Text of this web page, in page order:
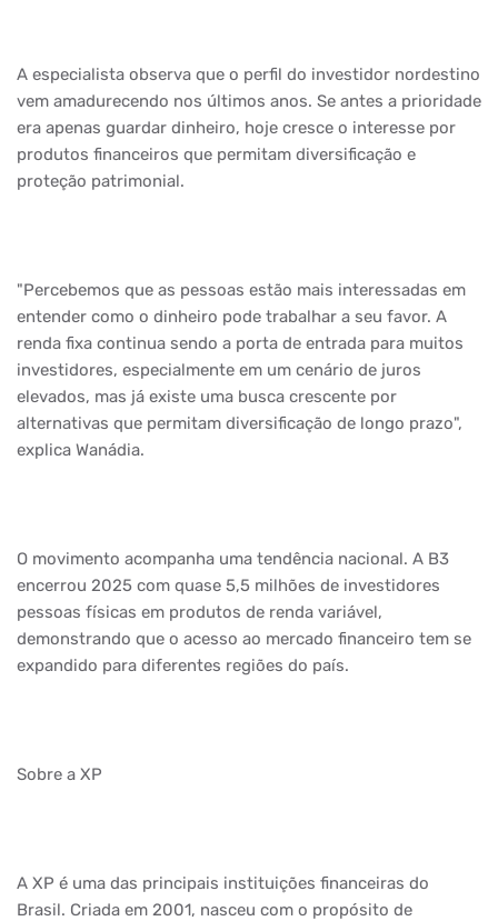
A especialista observa que o perfil do investidor nordestino
vem amadurecendo nos últimos anos. Se antes a prioridade
era apenas guardar dinheiro, hoje cresce o interesse por
produtos financeiros que permitam diversificação e
proteção patrimonial.
"Percebemos que as pessoas estão mais interessadas em
entender como o dinheiro pode trabalhar a seu favor. A
renda fixa continua sendo a porta de entrada para muitos
investidores, especialmente em um cenário de juros
elevados, mas já existe uma busca crescente por
alternativas que permitam diversificação de longo prazo",
explica Wanádia.
O movimento acompanha uma tendência nacional. A B3
encerrou 2025 com quase 5,5 milhões de investidores
pessoas físicas em produtos de renda variável,
demonstrando que o acesso ao mercado financeiro tem se
expandido para diferentes regiões do país.
Sobre a XP
A XP é uma das principais instituições financeiras do
Brasil. Criada em 2001, nasceu com o propósito de